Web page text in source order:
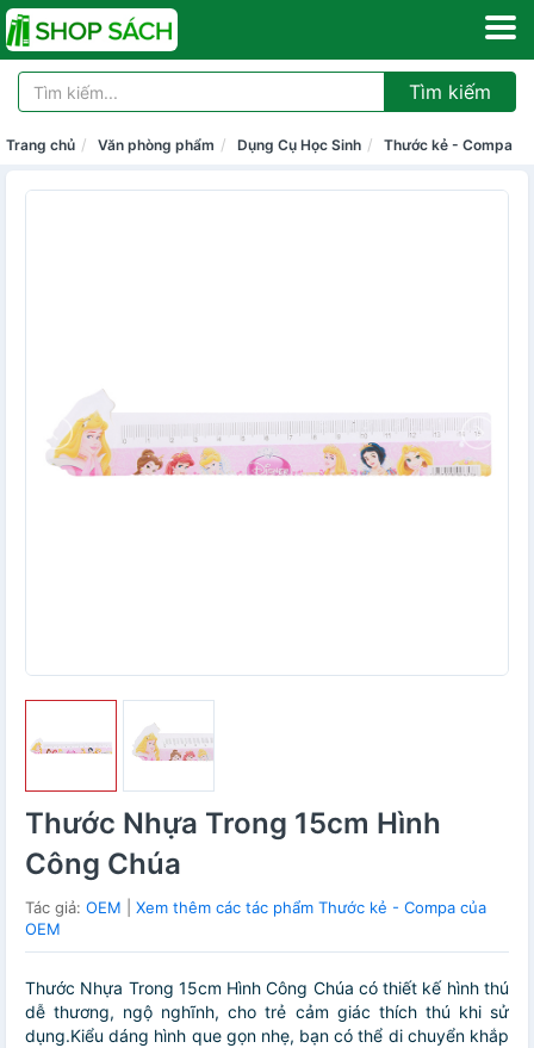
Tìm kiếm
Trang chủ Văn phòng phẩm Dụng Cụ Học Sinh Thước kẻ - Compa
Thước Nhựa Trong 15cm Hình
Công Chúa
Tác giả: OEM
Xem thêm các tác phẩm Thước kẻ - Compa của
OEM
Thước Nhựa Trong 15cm Hình Công Chúa có thiết kế hình thú
dễ thương, ngộ nghĩnh, cho trẻ cảm giác thích thú khi sử
dụng.Kiểu dáng hình que gọn nhẹ, bạn có thể di chuyển khắp